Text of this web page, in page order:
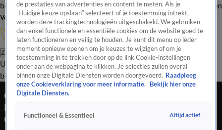
bijwonenPodcastShopVeelgestelde vragenKijkersvraag insturen
Volg Vandaag Inside
Zoeken
UitzendingenVandaag InsideDe OranjezomerShopUitzending
bijwonen
Chris Woerts vertelt onder welke voorwaarde
Dick Advocaat terug zou kunnen keren bij
Curaçao
de prestaties van advertenties en content te meten. Als je
„Huidige keuze opslaan” selecteert of je toestemming intrekt,
worden deze trackingtechnologieën uitgeschakeld. We gebruiken
dan enkel functionele en essentiële cookies om de website goed te
laten functioneren en veilig te houden. Je kunt dit menu op ieder
moment opnieuw openen om je keuzes te wijzigen of om je
toestemming in te trekken door op de link Cookie-instellingen
onder aan de webpagina te klikken. Je selecties zullen overal
binnen onze Digitale Diensten worden doorgevoerd. Raadpleeg
onze Cookieverklaring voor meer informatie.
Bekijk hier onze
Digitale Diensten.
Functioneel & Essentieel Altijd actief